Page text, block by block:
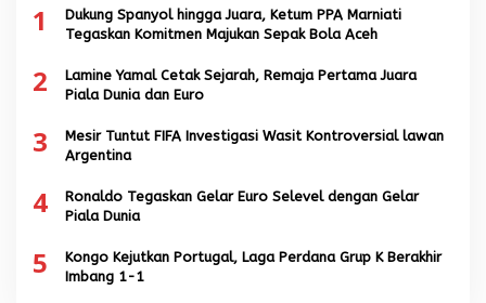
1
Dukung Spanyol hingga Juara, Ketum PPA Marniati
Tegaskan Komitmen Majukan Sepak Bola Aceh
2
Lamine Yamal Cetak Sejarah, Remaja Pertama Juara
Piala Dunia dan Euro
3
Mesir Tuntut FIFA Investigasi Wasit Kontroversial lawan
Argentina
4
Ronaldo Tegaskan Gelar Euro Selevel dengan Gelar
Piala Dunia
5
Kongo Kejutkan Portugal, Laga Perdana Grup K Berakhir
Imbang 1-1